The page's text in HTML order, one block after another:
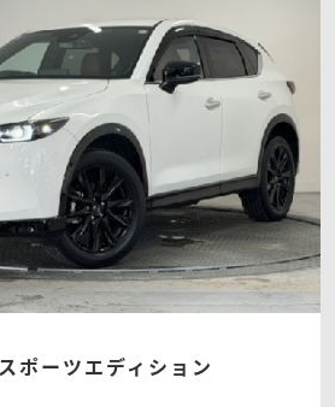
ポーツエディション